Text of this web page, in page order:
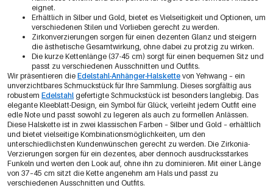
eignet.
Erhältlich in Silber und Gold, bietet es Vielseitigkeit und Optionen, um
verschiedenen Stilen und Vorlieben gerecht zu werden.
Zirkonverzierungen sorgen für einen dezenten Glanz und steigern
die ästhetische Gesamtwirkung, ohne dabei zu protzig zu wirken.
Die kurze Kettenlänge (37-45 cm) sorgt für einen bequemen Sitz und
passt zu verschiedenen Ausschnitten und Outfits.
Wir präsentieren die Edelstahl-Anhänger-Halskette von Yehwang – ein
unverzichtbares Schmuckstück für Ihre Sammlung. Dieses sorgfältig aus
robustem Edelstahl gefertigte Schmuckstück ist besonders langlebig. Das
elegante Kleeblatt-Design, ein Symbol für Glück, verleiht jedem Outfit eine
edle Note und passt sowohl zu legeren als auch zu formellen Anlässen.
Diese Halskette ist in zwei klassischen Farben – Silber und Gold – erhältlich
und bietet vielseitige Kombinationsmöglichkeiten, um den
unterschiedlichsten Kundenwünschen gerecht zu werden. Die Zirkonia-
Verzierungen sorgen für ein dezentes, aber dennoch ausdrucksstarkes
Funkeln und werten den Look auf, ohne ihn zu dominieren. Mit einer Länge
von 37–45 cm sitzt die Kette angenehm am Hals und passt zu
verschiedenen Ausschnitten und Outfits.